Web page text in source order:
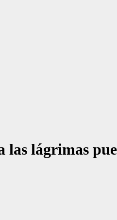
las lágrimas